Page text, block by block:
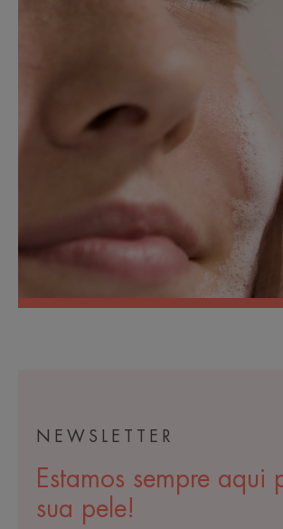
NEWSLETTER
Estamos sempre aqui
sua pele!